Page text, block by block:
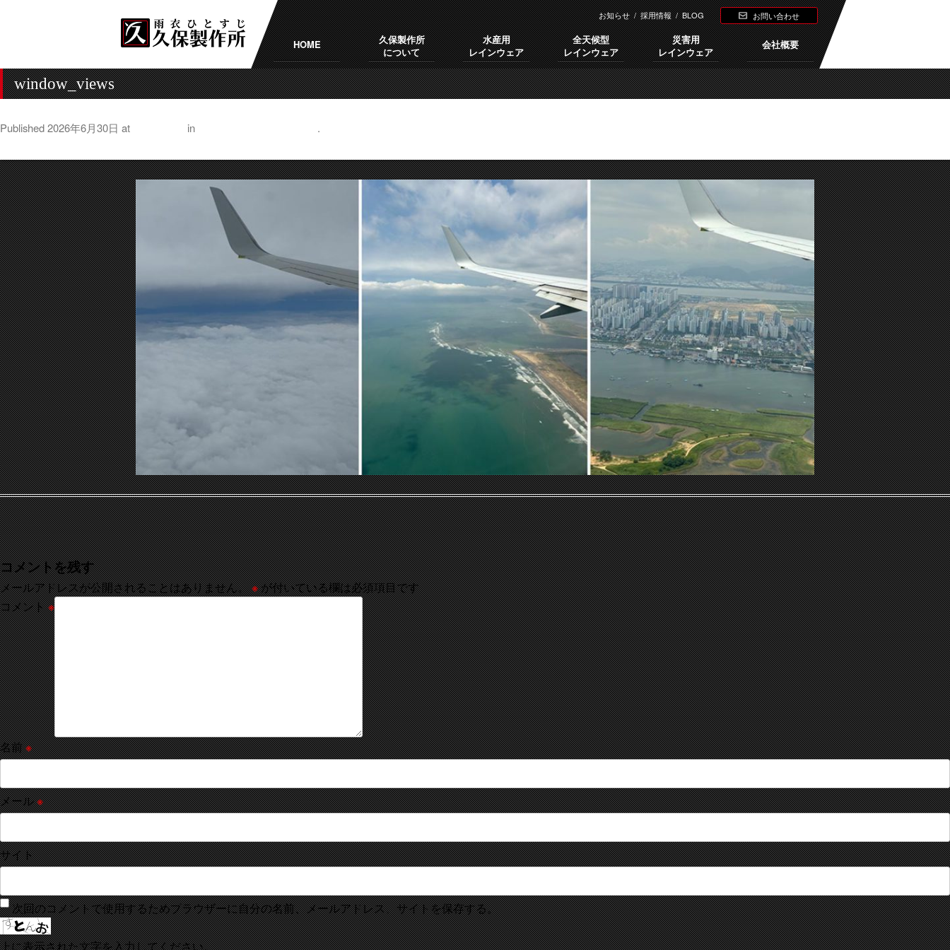
お知らせ/採用情報/BLOG お問い合わせ
HOME
久保製作所
について
水産用
レインウェア
全天候型
レインウェア
災害用
レインウェア
会社概要
window_views
Published2026年6月30日 at in .
コメントを残す
メールアドレスが公開されることはありません。※が付いている欄は必須項目です
コメント※
名前※
メール※
サイト
次回のコメントで使用するためブラウザーに自分の名前、メールアドレス、サイトを保存する。
上に表示された文字を入力してください。